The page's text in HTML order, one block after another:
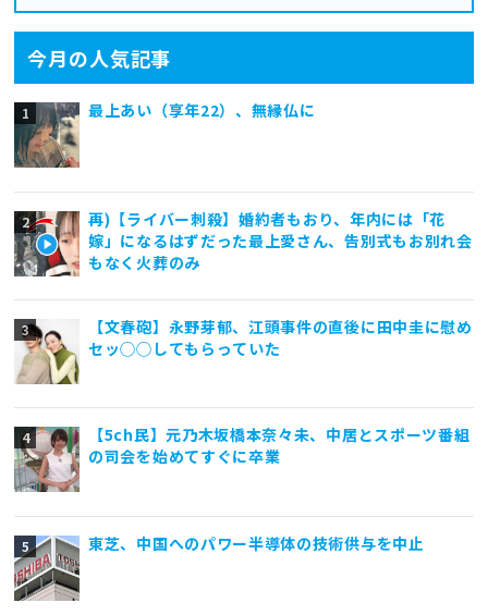
今月の人気記事
最上あい（享年22）、無縁仏に
再)【ライバー刺殺】婚約者もおり、年内には「花
嫁」になるはずだった最上愛さん、告別式もお別れ会
もなく火葬のみ
【文春砲】永野芽郁、江頭事件の直後に田中圭に慰め
セッ◯◯してもらっていた
【5ch民】元乃木坂橋本奈々未、中居とスポーツ番組
の司会を始めてすぐに卒業
東芝、中国へのパワー半導体の技術供与を中止